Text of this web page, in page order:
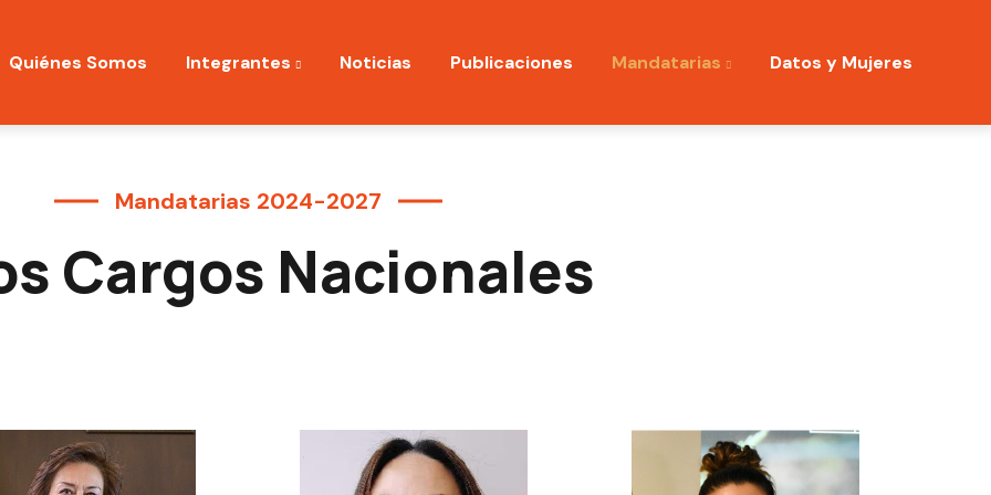
Quiénes Somos Integrantes Noticias Publicaciones Mandatarias Datos y Mujeres
Mandatarias 2024-2027
Cargos Nacionales